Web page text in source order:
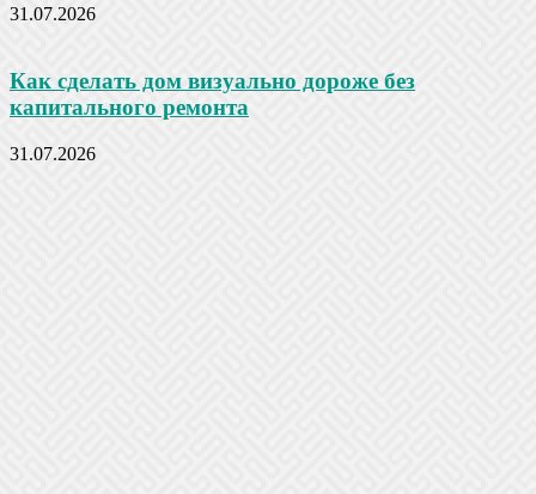
31.07.2026
Как сделать дом визуально дороже без
капитального ремонта
31.07.2026